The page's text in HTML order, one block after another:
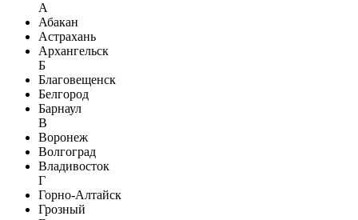
А
Абакан
Астрахань
Архангельск
Б
Благовещенск
Белгород
Барнаул
В
Воронеж
Волгоград
Владивосток
Г
Горно-Алтайск
Грозный